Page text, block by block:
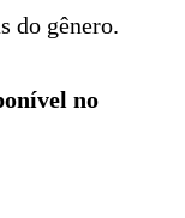
do gênero.
no